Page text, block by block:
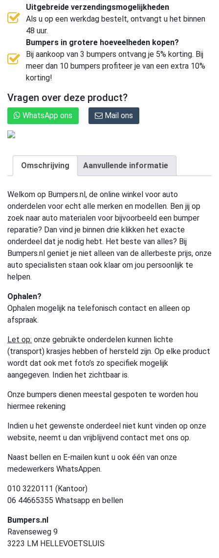
Uitgebreide verzendingsmogelijkheden
Als u op een werkdag bestelt, ontvangt u het binnen
48 uur.
Bumpers in grotere hoeveelheden kopen?
Bij aankoop van 3 bumpers ontvang je 5% korting. Bij
meer dan 10 bumpers profiteer je van een extra 10%
korting!
Vragen over deze product?
WhatsApp ons Mail ons
Omschrijving Aanvullende informatie
Welkom op Bumpers.nl, de online winkel voor auto
onderdelen voor echt alle merken en modellen. Ben jij op
zoek naar auto materialen voor bijvoorbeeld een bumper
reparatie? Dan vind je binnen drie klikken het exacte
onderdeel dat je nodig hebt. Het beste van alles? Bij
Bumpers.nl geniet je niet alleen van de allerbeste prijs, onze
auto specialisten staan ook klaar om jou persoonlijk te
helpen.
Ophalen?
Ophalen mogelijk na telefonisch contact en alleen op
afspraak.
Let op: onze gebruikte onderdelen kunnen lichte
(transport) krasjes hebben of hersteld zijn. Op elke product
wordt dat ook met foto’s zo specifiek mogelijk
aangegeven. Indien het zichtbaar is.
Onze bumpers dienen meestal gespoten te worden hou
hiermee rekening
Indien u het gewenste onderdeel niet kunt vinden op onze
website, neemt u dan vrijblijvend contact met ons op.
Naast bellen en E-mailen kunt u ook één van onze
medewerkers WhatsAppen.
010 3220111 (Kantoor)
06 44665355 Whatsapp en bellen
Bumpers.nl
Ravenseweg 9
3223 LM HELLEVOETSLUIS